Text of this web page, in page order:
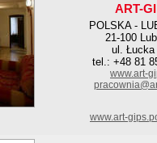
ART-
POLSKA -
21-100
ul. Łucka
tel.: +48 81
www.art-
www.art-